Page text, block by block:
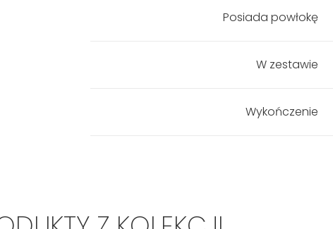
Posiada powłokę
W zestawie
Wykończenie